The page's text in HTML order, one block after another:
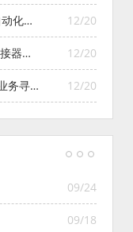
12/20
化智
12/20
器系
12/20
务寻找
09/24
09/18